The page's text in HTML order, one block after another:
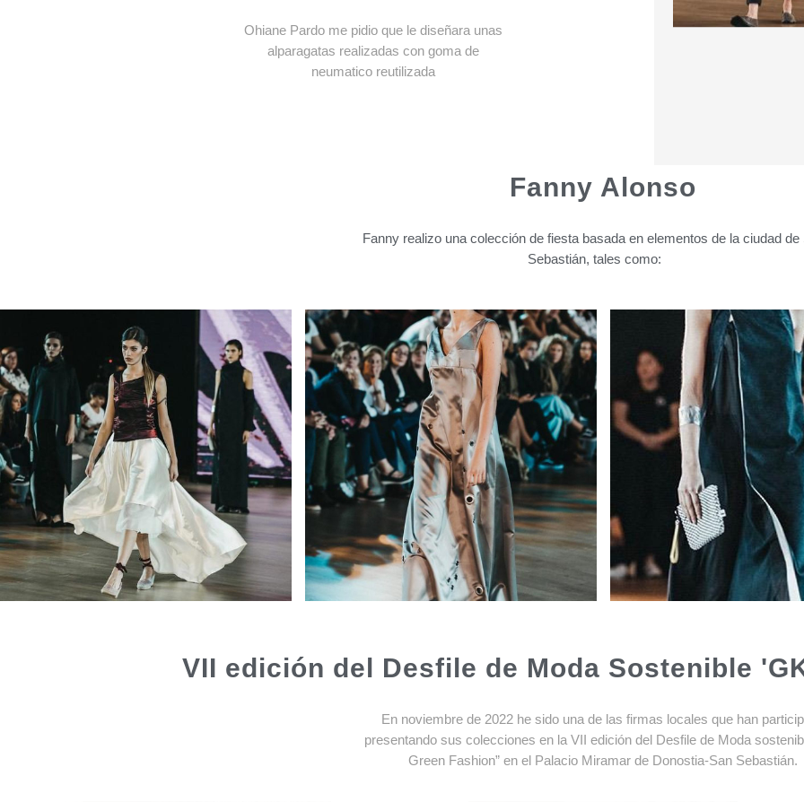
Ohiane Pardo me pidio que le diseñara unas
alparagatas realizadas con goma de
neumatico reutilizada
Fanny Alonso
Fanny realizo una colección de fiesta basada en elementos de la ciudad de
Sebastián, tales como:
VII edición del Desfile de Moda Sostenible
En noviembre de 2022 he sido una de las firmas locales que han
presentando sus colecciones en la VII edición del Desfile de Moda
Green Fashion” en el Palacio Miramar de Donostia-San Sebastián.